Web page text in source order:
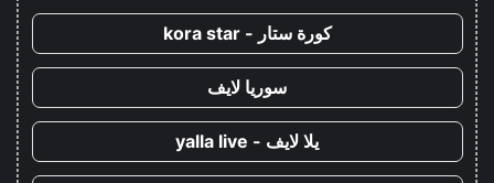
كورة ستار - kora star
سوريا لايف
يلا لايف - yalla live